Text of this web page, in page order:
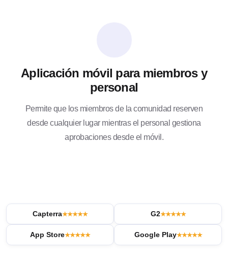
Aplicación móvil para miembros y
personal
Permite que los miembros de la comunidad reserven
desde cualquier lugar mientras el personal gestiona
aprobaciones desde el móvil.
Capterra★★★★★ G2★★★★★
App Store★★★★★ Google Play★★★★★